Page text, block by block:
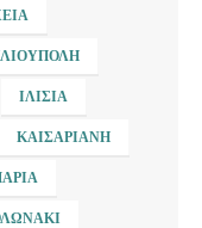
ΙΛΊΣΙΑ
ΚΑΙΣΑΡΙΑΝΉ